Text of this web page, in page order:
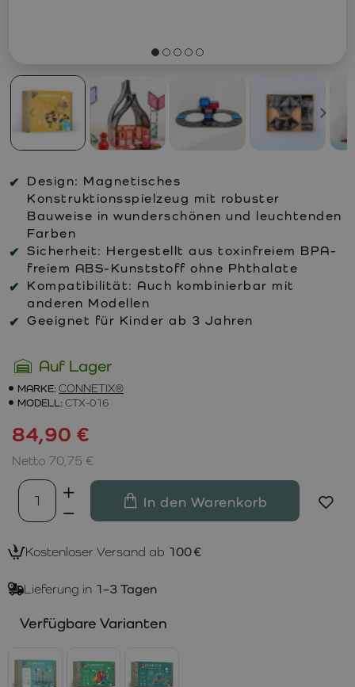
Design: Magnetisches
Konstruktionsspielzeug mit robuster
Bauweise in wunderschönen und leuchtenden
Farben
Sicherheit: Hergestellt aus toxinfreiem BPA-
freiem ABS-Kunststoff ohne Phthalate
Kompatibilität: Auch kombinierbar mit
anderen Modellen
Geeignet für Kinder ab 3 Jahren
Auf Lager
MARKE: CONNETIX®
MODELL: CTX-016
84,90 €
Netto 70,75 €
In den Warenkorb
Kostenloser Versand ab 100 €
Lieferung in 1–3 Tagen
Verfügbare Varianten